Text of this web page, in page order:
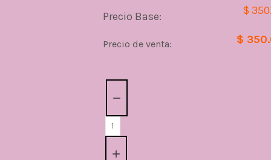
Precio Base: $
Precio de venta: $